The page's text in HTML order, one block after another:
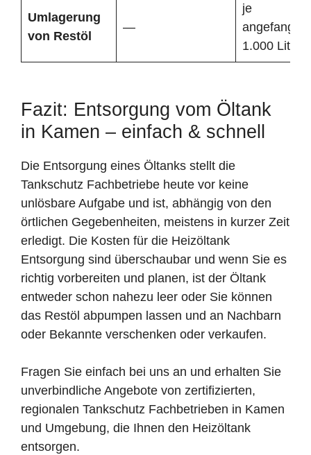
Umlagerung
von Restöl
—
je
1.000 Liter
Fazit: Entsorgung vom Öltank
in Kamen – einfach & schnell
Die Entsorgung eines Öltanks stellt die
Tankschutz Fachbetriebe heute vor keine
unlösbare Aufgabe und ist, abhängig von den
örtlichen Gegebenheiten, meistens in kurzer Zeit
erledigt. Die Kosten für die Heizöltank
Entsorgung sind überschaubar und wenn Sie es
richtig vorbereiten und planen, ist der Öltank
entweder schon nahezu leer oder Sie können
das Restöl abpumpen lassen und an Nachbarn
oder Bekannte verschenken oder verkaufen.
Fragen Sie einfach bei uns an und erhalten Sie
unverbindliche Angebote von zertifizierten,
regionalen Tankschutz Fachbetrieben in Kamen
und Umgebung, die Ihnen den Heizöltank
entsorgen.